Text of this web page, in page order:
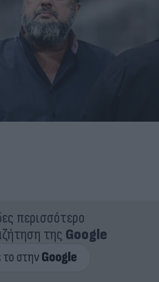
περισσότερο
της Google